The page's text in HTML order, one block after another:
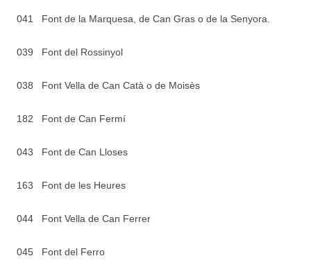
041 Font de la Marquesa, de Can Gras o de la Senyora.
039 Font del Rossinyol
038 Font Vella de Can Catà o de Moisès
182 Font de Can Fermí
043 Font de Can Lloses
163 Font de les Heures
044 Font Vella de Can Ferrer
045 Font del Ferro